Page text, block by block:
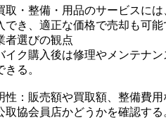
取・整備・用品のサービスに
でき、適正な価格で売却も可
者選びの観点
イク購入後は修理やメンテナ
る。
性：販売額や買取額、整備費
取協会員店かどうかを確認する